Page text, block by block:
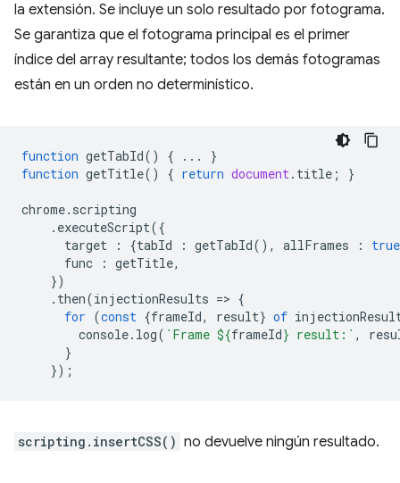
la extensión. Se incluye un solo resultado por fotograma.
Se garantiza que el fotograma principal es el primer
índice del array resultante; todos los demás fotogramas
están en un orden no determinístico.
function getTabId() { ...
}
function getTitle() { return document. title ; }
chrome. scripting
. executeScript({
target
: {tabId : getTabId(), allFrames :
true
func
: getTitle,
})
. then(injectionResults => {
for (const {frameId, result} of
console. log( `Frame ${frameId} result:` ,
}
});
scripting.insertCSS() no devuelve ningún resultado.